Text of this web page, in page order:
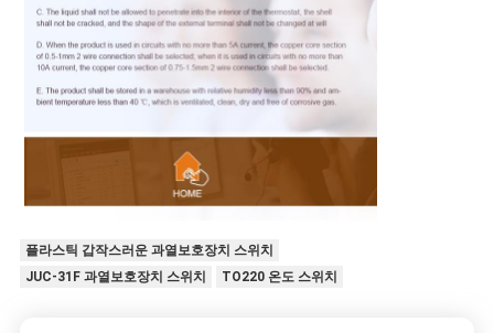
플라스틱 갑작스러운 과열보호장치 스위치
JUC-31F 과열보호장치 스위치
TO220 온도 스위치